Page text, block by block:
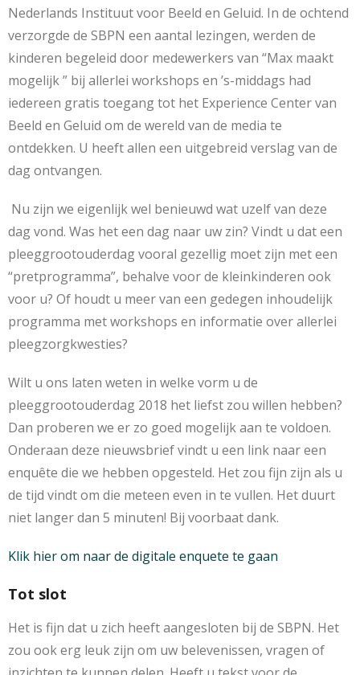
Nederlands Instituut voor Beeld en Geluid. In de ochtend
verzorgde de SBPN een aantal lezingen, werden de
kinderen begeleid door medewerkers van “Max maakt
mogelijk ” bij allerlei workshops en ’s-middags had
iedereen gratis toegang tot het Experience Center van
Beeld en Geluid om de wereld van de media te
ontdekken. U heeft allen een uitgebreid verslag van de
dag ontvangen.
Nu zijn we eigenlijk wel benieuwd wat uzelf van deze
dag vond. Was het een dag naar uw zin? Vindt u dat een
pleeggrootouderdag vooral gezellig moet zijn met een
“pretprogramma”, behalve voor de kleinkinderen ook
voor u? Of houdt u meer van een gedegen inhoudelijk
programma met workshops en informatie over allerlei
pleegzorgkwesties?
Wilt u ons laten weten in welke vorm u de
pleeggrootouderdag 2018 het liefst zou willen hebben?
Dan proberen we er zo goed mogelijk aan te voldoen.
Onderaan deze nieuwsbrief vindt u een link naar een
enquête die we hebben opgesteld. Het zou fijn zijn als u
de tijd vindt om die meteen even in te vullen. Het duurt
niet langer dan 5 minuten! Bij voorbaat dank.
Klik hier om naar de digitale enquete te gaan
Tot slot
Het is fijn dat u zich heeft aangesloten bij de SBPN. Het
zou ook erg leuk zijn om uw belevenissen, vragen of